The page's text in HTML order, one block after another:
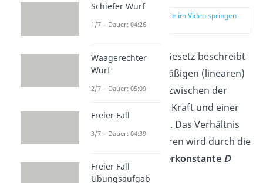
zur Stelle im Video springen
(01:12)
Das Hookesche Gesetz beschreibt
also den gleichmäßigen (linearen)
Zusammenhang zwischen der
Einwirkung einer Kraft und einer
Längenänderung. Das Verhältnis
der beiden Faktoren wird durch die
Federkonstante D
beschrieben.
Schiefer Wurf
1/7 – Dauer: 04:26
Waagerechter
Wurf
2/7 – Dauer: 05:09
Freier Fall
3/7 – Dauer: 04:39
Freier Fall
Übungsaufgab